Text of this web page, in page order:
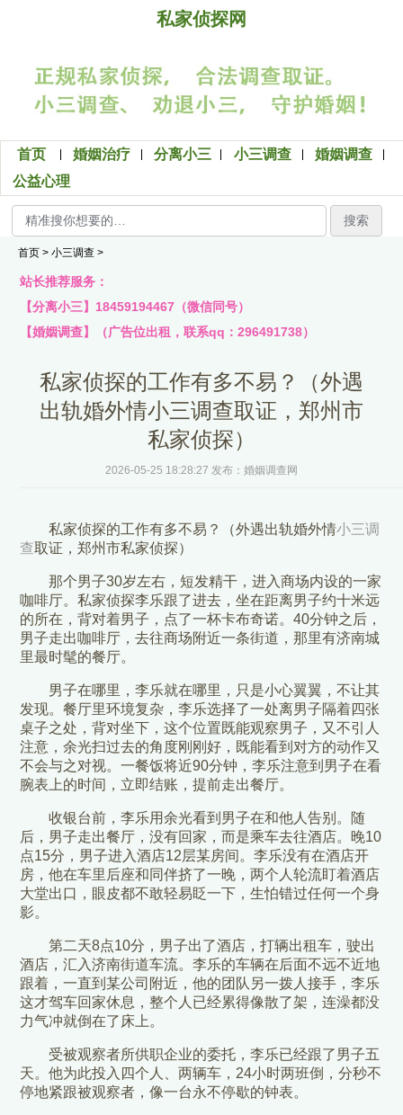
私家侦探网
首页 婚姻治疗 分离小三 小三调查
婚姻调查
公益心理
搜索
首页 > 小三调查 >
站长推荐服务：
【分离小三】18459194467（微信同号）
【婚姻调查】（广告位出租，联系qq：296491738）
私家侦探的工作有多不易？（外遇
出轨婚外情小三调查取证，郑州市
私家侦探）
2026-05-25 18:28:27 发布：婚姻调查网
私家侦探的工作有多不易？（外遇出轨婚外情小三调
查取证，郑州市私家侦探）
那个男子30岁左右，短发精干，进入商场内设的一家
咖啡厅。私家侦探李乐跟了进去，坐在距离男子约十米远
的所在，背对着男子，点了一杯卡布奇诺。40分钟之后，
男子走出咖啡厅，去往商场附近一条街道，那里有济南城
里最时髦的餐厅。
男子在哪里，李乐就在哪里，只是小心翼翼，不让其
发现。餐厅里环境复杂，李乐选择了一处离男子隔着四张
桌子之处，背对坐下，这个位置既能观察男子，又不引人
注意，余光扫过去的角度刚刚好，既能看到对方的动作又
不会与之对视。一餐饭将近90分钟，李乐注意到男子在看
腕表上的时间，立即结账，提前走出餐厅。
收银台前，李乐用余光看到男子在和他人告别。随
后，男子走出餐厅，没有回家，而是乘车去往酒店。晚10
点15分，男子进入酒店12层某房间。李乐没有在酒店开
房，他在车里后座和同伴挤了一晚，两个人轮流盯着酒店
大堂出口，眼皮都不敢轻易眨一下，生怕错过任何一个身
影。
第二天8点10分，男子出了酒店，打辆出租车，驶出
酒店，汇入济南街道车流。李乐的车辆在后面不远不近地
跟着，一直到某公司附近，他的团队另一拨人接手，李乐
这才驾车回家休息，整个人已经累得像散了架，连澡都没
力气冲就倒在了床上。
受被观察者所供职企业的委托，李乐已经跟了男子五
天。他为此投入四个人、两辆车，24小时两班倒，分秒不
停地紧跟被观察者，像一台永不停歇的钟表。